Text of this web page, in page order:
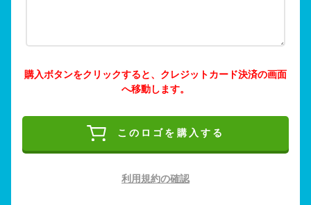
購入ボタンをクリックすると、クレジットカード決済の画面
へ移動します。
このロゴを購入する
利用規約の確認